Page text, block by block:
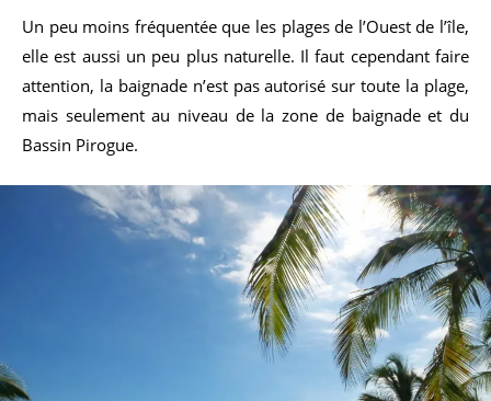
Un peu moins fréquentée que les plages de l’Ouest de l’île,
elle est aussi un peu plus naturelle. Il faut cependant faire
attention, la baignade n’est pas autorisé sur toute la plage,
mais seulement au niveau de la zone de baignade et du
Bassin Pirogue.